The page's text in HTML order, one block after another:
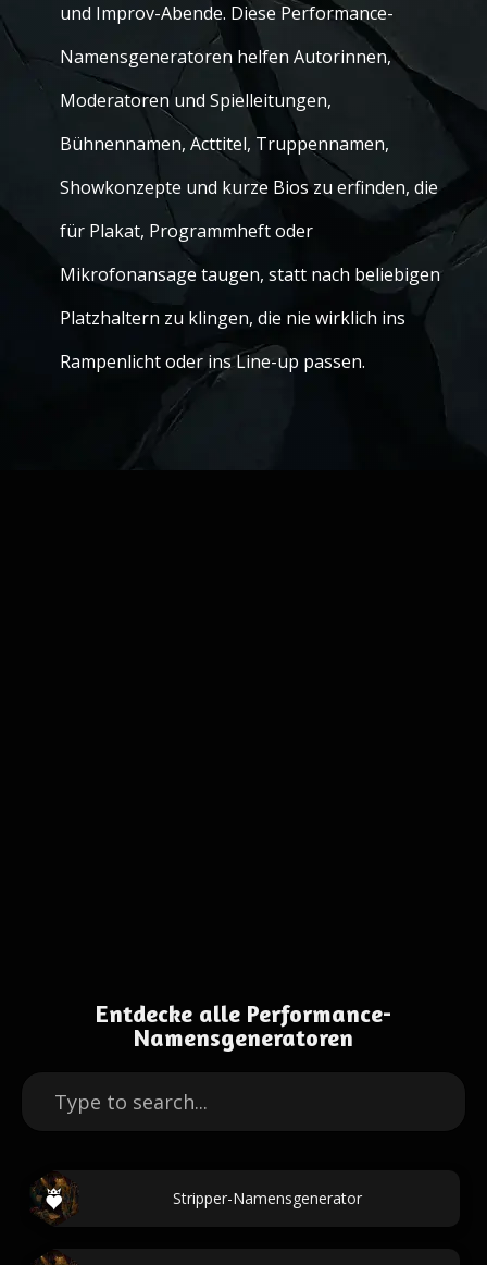
und Improv-Abende. Diese Performance-
Namensgeneratoren helfen Autorinnen,
Moderatoren und Spielleitungen,
Bühnennamen, Acttitel, Truppennamen,
Showkonzepte und kurze Bios zu erfinden, die
für Plakat, Programmheft oder
Mikrofonansage taugen, statt nach beliebigen
Platzhaltern zu klingen, die nie wirklich ins
Rampenlicht oder ins Line-up passen.
Entdecke alle Performance-
Namensgeneratoren
Stripper-Namensgenerator